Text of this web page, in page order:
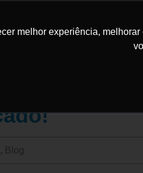
melhor experiência,
como
, Blog